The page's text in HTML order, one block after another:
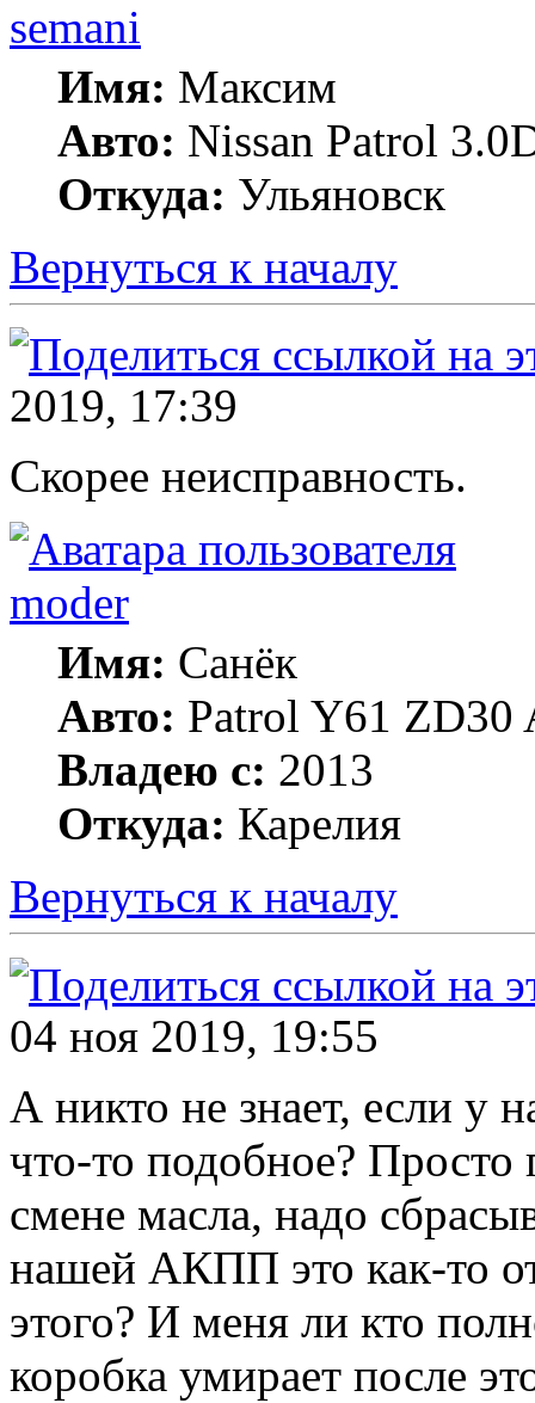
semani
Имя: Максим
Авто: Nissan Patrol
Откуда: Ульяновск
Вернуться к началу
2019, 17:39
Скорее неисправность.
moder
Имя: Санёк
Авто: Patrol Y61 ZD30
Владею с: 2013
Откуда: Карелия
Вернуться к началу
04 ноя 2019, 19:55
А никто не знает, если у
что-то подобное?
смене масла, надо
нашей АКПП это как-то
этого? И меня ли кто
коробка умирает после